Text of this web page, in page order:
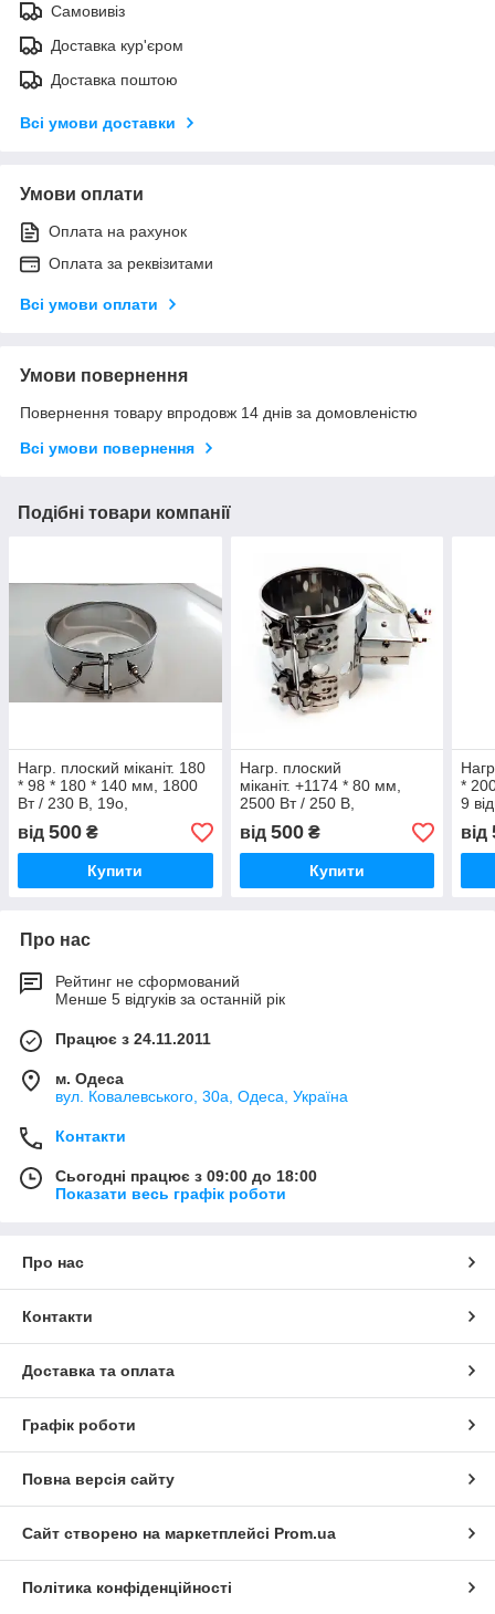
Самовивіз
Доставка кур'єром
Доставка поштою
Всі умови доставки
Умови оплати
Оплата на рахунок
Оплата за реквізитами
Всі умови оплати
Умови повернення
Повернення товару впродовж 14 днів за домовленістю
Всі умови повернення
Подібні товари компанії
Нагр. плоский міканіт. 180
* 98 * 180 * 140 мм, 1800
Вт / 230 В, 19о,
термостійкий провід, ескіз
від 500 ₴
Купити
Нагр. плоский
міканіт. +1174 * 80 мм,
2500 Вт / 250 В,
термостійкий провід,
притискна пластина, ескіз
від 500₴
Купити
*
9
ТП
від
Про нас
Рейтинг не сформований
Менше 5 відгуків за останній рік
Працює з 24.11.2011
м. Одеса
вул. Ковалевського, 30а, Одеса, Україна
Контакти
Сьогодні працює з 09:00 до 18:00
Показати весь графік роботи
Про нас
Контакти
Доставка та оплата
Графік роботи
Повна версія сайту
Сайт створено на маркетплейсі Prom.ua
Політика конфіденційності